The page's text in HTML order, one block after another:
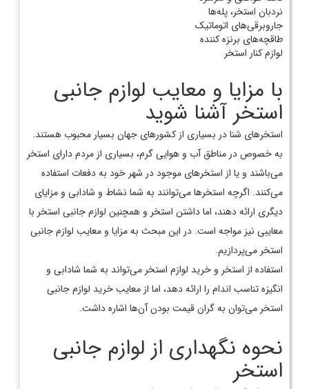
نردبان استخر، پله‌ها
جاروبرقی‌های اتوماتیک
طاقچه‌های برنزه کننده
لوازم کنار استخر
با مزایا و معایب لوازم جانبی
استخر آشنا شوید
استخرهای شنا در بسیاری از کشورهای جهان بسیار محبوب هستند.
به خصوص در مناطق آب و هوایی گرم، بسیاری از مردم دارای استخر
می‌باشند و یا از استخرهای موجود در شهر خود به دفعات استفاده
می‌کنند. اگرچه استخرها می‌توانند به شما نشاط و شادابی و مزایای
دیگری ارائه دهند، اما داشتن استخر و همچنین لوازم جانبی استخر با
معایبی نیز مواجه است. در این مبحث به مزایا و معایب لوازم جانبی
استخر می‌پردازیم.
استفاده از استخر و خرید لوازم استخر می‌تواند به شما شادابی و
انگیزه تناسب اندام را ارائه دهد، اما از معایب خرید لوازم جانبی
استخر می‌توان به گران ‌قیمت بودن آن‌ها اشاره داشت.
نحوه نگهداری از لوازم جانبی
استخر